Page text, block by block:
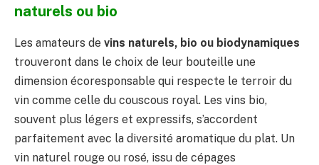
naturels ou bio
Les amateurs de vins naturels, bio ou biodynamiques
trouveront dans le choix de leur bouteille une
dimension écoresponsable qui respecte le terroir du
vin comme celle du couscous royal. Les vins bio,
souvent plus légers et expressifs, s’accordent
parfaitement avec la diversité aromatique du plat. Un
vin naturel rouge ou rosé, issu de cépages